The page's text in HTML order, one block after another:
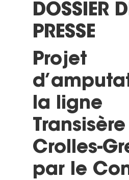
DOSSIER
PRESSE
Projet
la ligne
Crolles-
par le